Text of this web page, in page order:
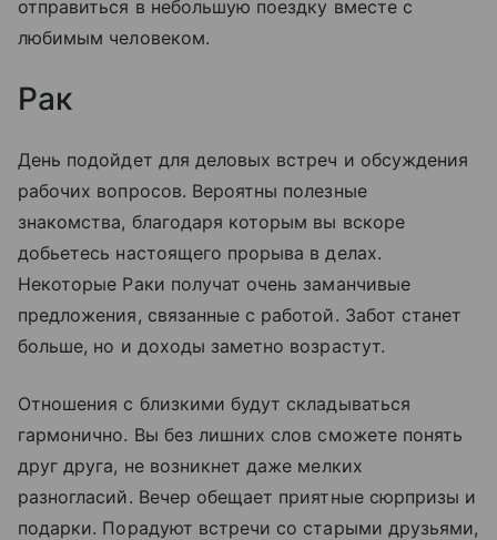
отправиться в небольшую поездку вместе с
любимым человеком.
Рак
День подойдет для деловых встреч и обсуждения
рабочих вопросов. Вероятны полезные
знакомства, благодаря которым вы вскоре
добьетесь настоящего прорыва в делах.
Некоторые Раки получат очень заманчивые
предложения, связанные с работой. Забот станет
больше, но и доходы заметно возрастут.
Отношения с близкими будут складываться
гармонично. Вы без лишних слов сможете понять
друг друга, не возникнет даже мелких
разногласий. Вечер обещает приятные сюрпризы и
подарки. Порадуют встречи со старыми друзьями,